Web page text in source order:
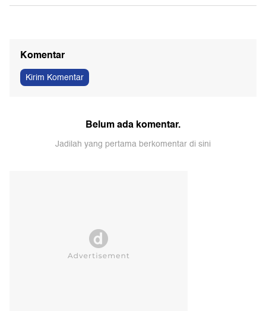
Komentar
Kirim Komentar
Belum ada komentar.
Jadilah yang pertama berkomentar di sini